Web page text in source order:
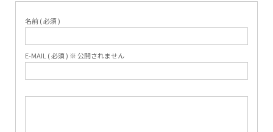
名前 ( 必須 )
E-MAIL ( 必須 ) ※ 公開されません